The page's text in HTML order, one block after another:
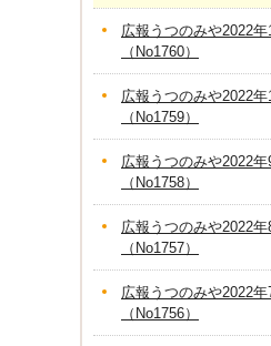
広報うつのみや2022
（No1760）
広報うつのみや2022
（No1759）
広報うつのみや2022
（No1758）
広報うつのみや2022
（No1757）
広報うつのみや2022
（No1756）